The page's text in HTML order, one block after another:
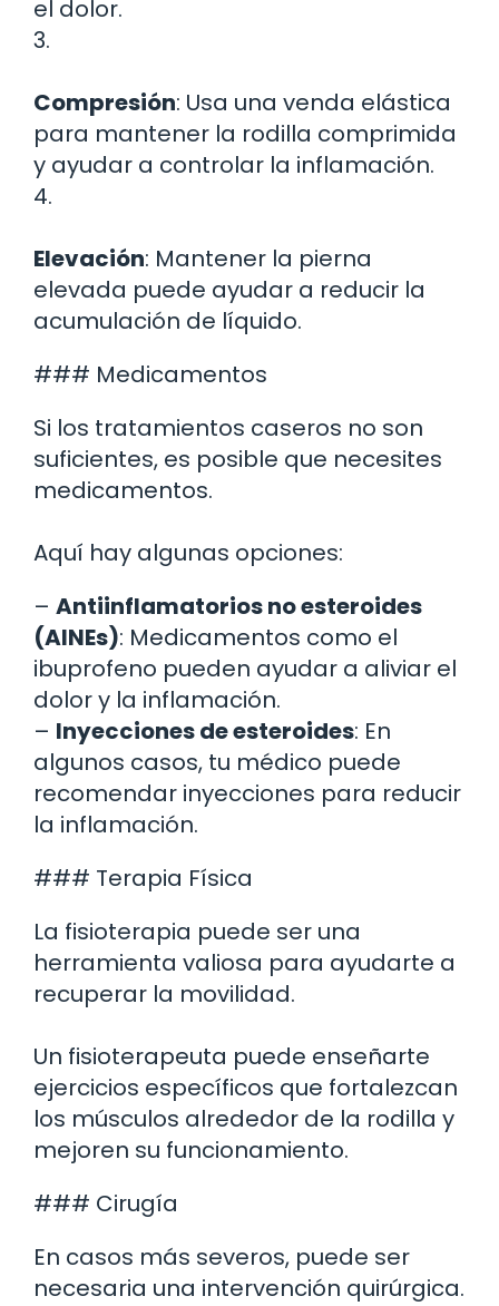
el dolor.
3.
Compresión: Usa una venda elástica
para mantener la rodilla comprimida
y ayudar a controlar la inflamación.
4.
Elevación: Mantener la pierna
elevada puede ayudar a reducir la
acumulación de líquido.
### Medicamentos
Si los tratamientos caseros no son
suficientes, es posible que necesites
medicamentos.
Aquí hay algunas opciones:
– Antiinflamatorios no esteroides
(AINEs): Medicamentos como el
ibuprofeno pueden ayudar a aliviar el
dolor y la inflamación.
– Inyecciones de esteroides: En
algunos casos, tu médico puede
recomendar inyecciones para reducir
la inflamación.
### Terapia Física
La fisioterapia puede ser una
herramienta valiosa para ayudarte a
recuperar la movilidad.
Un fisioterapeuta puede enseñarte
ejercicios específicos que fortalezcan
los músculos alrededor de la rodilla y
mejoren su funcionamiento.
### Cirugía
En casos más severos, puede ser
necesaria una intervención quirúrgica.